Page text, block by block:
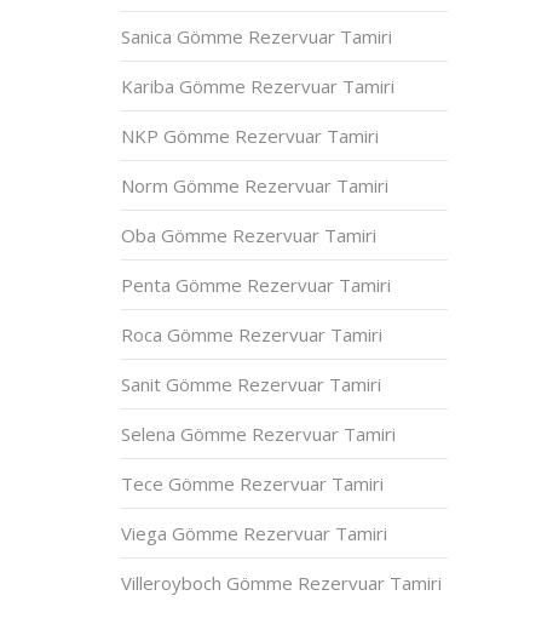
Sanica Gömme Rezervuar Tamiri
Kariba Gömme Rezervuar Tamiri
NKP Gömme Rezervuar Tamiri
Norm Gömme Rezervuar Tamiri
Oba Gömme Rezervuar Tamiri
Penta Gömme Rezervuar Tamiri
Roca Gömme Rezervuar Tamiri
Sanit Gömme Rezervuar Tamiri
Selena Gömme Rezervuar Tamiri
Tece Gömme Rezervuar Tamiri
Viega Gömme Rezervuar Tamiri
Villeroyboch Gömme Rezervuar Tamiri